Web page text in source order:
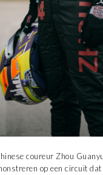
coureur Zhou
op een circuit